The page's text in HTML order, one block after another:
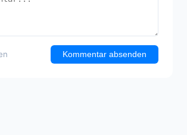
Kommentar absenden